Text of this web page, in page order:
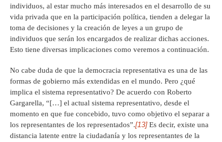
individuos, al estar mucho más interesados en el desarrollo de su
vida privada que en la participación política, tienden a delegar la
toma de decisiones y la creación de leyes a un grupo de
individuos que serán los encargados de realizar dichas acciones.
Esto tiene diversas implicaciones como veremos a continuación.
No cabe duda de que la democracia representativa es una de las
formas de gobierno más extendidas en el mundo. Pero ¿qué
implica el sistema representativo? De acuerdo con Roberto
Gargarella, “[…] el actual sistema representativo, desde el
momento en que fue concebido, tuvo como objetivo el separar a
los representantes de los representados”.[13]Es decir, existe una
distancia latente entre la ciudadanía y los representantes de la